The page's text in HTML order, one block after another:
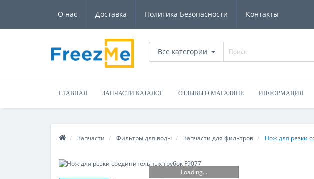
О нас Доставка Политика Безопасности Контакты
Все категории
ГЛАВНАЯ ЗАПЧАСТИ КАТАЛОГ ОТЗЫВЫ О МАГАЗИНЕ ИНФОРМАЦИЯ
Запчасти Фильтры для воды Запчасти для фильтров Нож для резки
Loading...